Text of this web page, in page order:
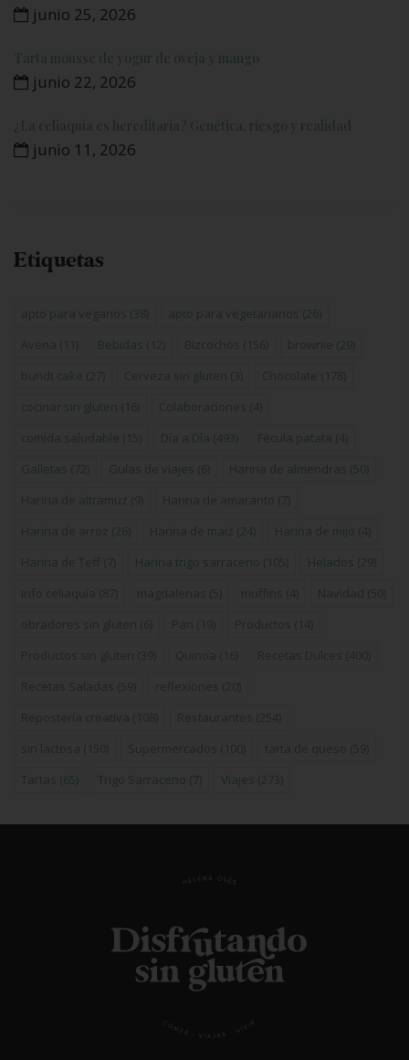
junio 25, 2026
Tarta mousse de yogur de oveja y mango
junio 22, 2026
¿La celiaquía es hereditaria? Genética, riesgo y realidad
junio 11, 2026
Etiquetas
apto para veganos (38) apto para vegetarianos (26)
Avena (11) Bebidas (12) Bizcochos (156) brownie (29)
bundt cake (27) Cerveza sin gluten (3) Chocolate (178)
cocinar sin gluten (16) Colaboraciones (4)
comida saludable (15) Día a Día (493) Fécula patata (4)
Galletas (72) Guías de viajes (6) Harina de almendras (50)
Harina de altramuz (9) Harina de amaranto (7)
Harina de arroz (26) Harina de maiz (24) Harina de mijo (4)
Harina de Teff (7) Harina trigo sarraceno (105) Helados (29)
Info celiaquía (87) magdalenas (5) muffins (4) Navidad (50)
obradores sin gluten (6) Pan (19) Productos (14)
Productos sin gluten (39) Quinoa (16) Recetas Dulces (400)
Recetas Saladas (59) reflexiones (20)
Repostería creativa (108) Restaurantes (254)
sin lactosa (150) Supermercados (100) tarta de queso (59)
Tartas (65) Trigo Sarraceno (7) Viajes (273)